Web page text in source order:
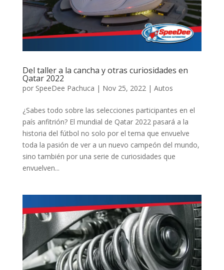
Del taller a la cancha y otras curiosidades en
Qatar 2022
por SpeeDee Pachuca | Nov 25, 2022 | Autos
¿Sabes todo sobre las selecciones participantes en el
país anfitrión? El mundial de Qatar 2022 pasará a la
historia del fútbol no solo por el tema que envuelve
toda la pasión de ver a un nuevo campeón del mundo,
sino también por una serie de curiosidades que
envuelven...